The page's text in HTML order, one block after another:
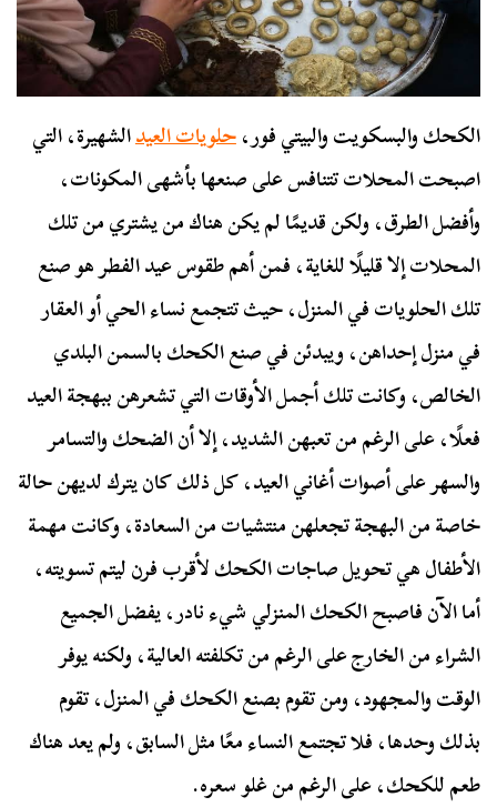
الكحك والبسكويت والبيتي فور،حلويات العيدالشهيرة، التي
اصبحت المحلات تتنافس على صنعها بأشهى المكونات،
وأفضل الطرق، ولكن قديمًا لم يكن هناك من يشتري من تلك
المحلات إلا قليلًا للغاية، فمن أهم طقوس عيد الفطر هو صنع
تلك الحلويات في المنزل، حيث تتجمع نساء الحي أو العقار
في منزل إحداهن، ويبدئن في صنع الكحك بالسمن البلدي
الخالص، وكانت تلك أجمل الأوقات التي تشعرهن ببهجة العيد
فعلًا، على الرغم من تعبهن الشديد، إلا أن الضحك والتسامر
والسهر على أصوات أغاني العيد، كل ذلك كان يترك لديهن حالة
خاصة من البهجة تجعلهن منتشيات من السعادة، وكانت مهمة
الأطفال هي تحويل صاجات الكحك لأقرب فرن ليتم تسويته،
أما الآن فاصبح الكحك المنزلي شيء نادر، يفضل الجميع
الشراء من الخارج على الرغم من تكلفته العالية، ولكنه يوفر
الوقت والمجهود، ومن تقوم بصنع الكحك في المنزل، تقوم
بذلك وحدها، فلا تجتمع النساء معًا مثل السابق، ولم يعد هناك
طعم للكحك، على الرغم من غلو سعره.